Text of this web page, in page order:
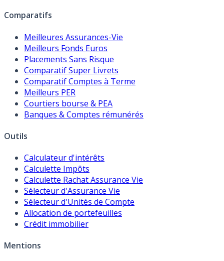
Comparatifs
Meilleures Assurances-Vie
Meilleurs Fonds Euros
Placements Sans Risque
Comparatif Super Livrets
Comparatif Comptes à Terme
Meilleurs PER
Courtiers bourse & PEA
Banques & Comptes rémunérés
Outils
Calculateur d'intérêts
Calculette Impôts
Calculette Rachat Assurance Vie
Sélecteur d'Assurance Vie
Sélecteur d'Unités de Compte
Allocation de portefeuilles
Crédit immobilier
Mentions